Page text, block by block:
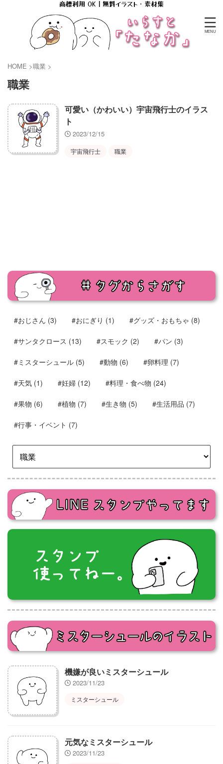
商標利用 OK｜無料イラスト・素材集
HOME >職業 >
職業
可愛い（かわいい）宇宙飛行士のイラス
ト
2023/12/15
宇宙飛行士 職業
#おじさん (3) #おにぎり (1) #グッズ・おもちゃ (8)
#サンタクロース (13) #スモック (2) #パン (3)
#ミスターシュール (5) #動物 (6) #卵料理 (7)
#天気 (1) #妊婦 (12) #料理・食べ物 (24)
#果物 (6) #植物 (7) #生き物 (5) #生活用品 (7)
#行事・イベント (7)
機嫌が良いミスターシュール
2023/11/23
ミスターシュール
元気なミスターシュール
2023/11/23